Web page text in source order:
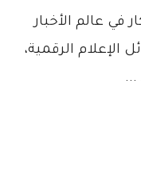
في عالم الأخبار
الإعلام الرقمية،
...